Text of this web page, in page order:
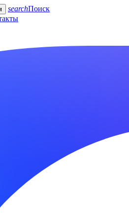
searchПоиск